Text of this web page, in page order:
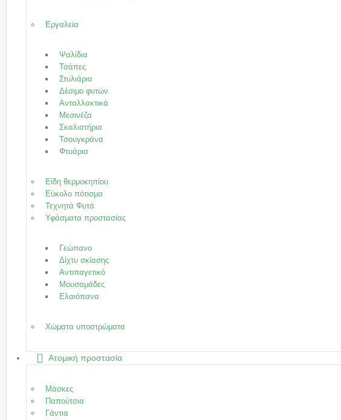
Εργαλεία
Ψαλίδια
Τσάπες
Στυλιάρια
Δέσιμο φυτών
Ανταλλακτικά
Μεσινέζα
Σκαλιστήρια
Τσουγκράνα
Φτυάρια
Είδη θερμοκηπίου
Εύκολο πότισμα
Τεχνητά Φυτά
Υφάσματα προστασίας
Γεώπανο
Δίχτυ σκίασης
Αντιπαγετικό
Μουσαμάδες
Ελαιόπανα
Χώματα υποστρώματα
Ατομική προστασία
Μάσκες
Παπούτσια
Γάντια